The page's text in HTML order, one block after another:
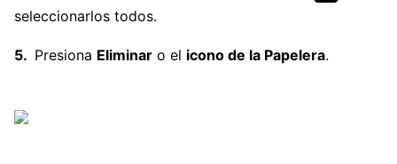
seleccionarlos todos.
Presiona Eliminar o el icono de la Papelera.